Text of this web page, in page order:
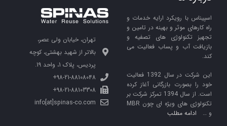
اسپیناس با رویکرد ارایه خدمات و
راه کارهای موثر و بهینه در تامین و
تجهیز تکنولوژی های تصفیه و
بازیافت آب و پساب فعالیت می
کند.
این شرکت در سال 1392 فعالیت
خود را بصورت بازرگانی آغاز کرده
است. از سال 1394 تمرکز شرکت بر
تکنولوژی های ویژه ای چون MBR
و … ادامه مطلب
تهران، خیابان ولی عصر،
بالاتر از شهید بهشتی، کوچه
پردیس، پلاک 1، واحد 19.
98-21-88108048+
98-21-88103308+
info[at]spinas-co.com